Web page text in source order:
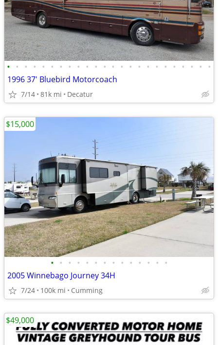
• • • • • • • • • • • • • • • • • • • • • • • •
1996 37' Bluebird Motorcoach
7/14 81k mi Decatur
• • • • • • • • • • • • • •
2005 Winnebago Journey 34H
7/24 100k mi Cumming
$15,000
$49,000